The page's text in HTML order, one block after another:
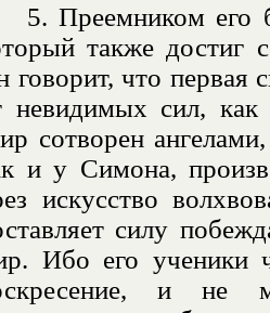
5. Преемником его
также достиг
говорит, что первая
невидимых сил, как
сотворен
и у Симона,
искусство
силу
Ибо его ученики
и не